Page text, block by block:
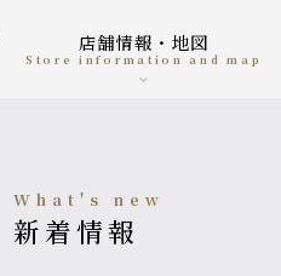
店舗情報・地図
Store information and map
what's new
新着情報